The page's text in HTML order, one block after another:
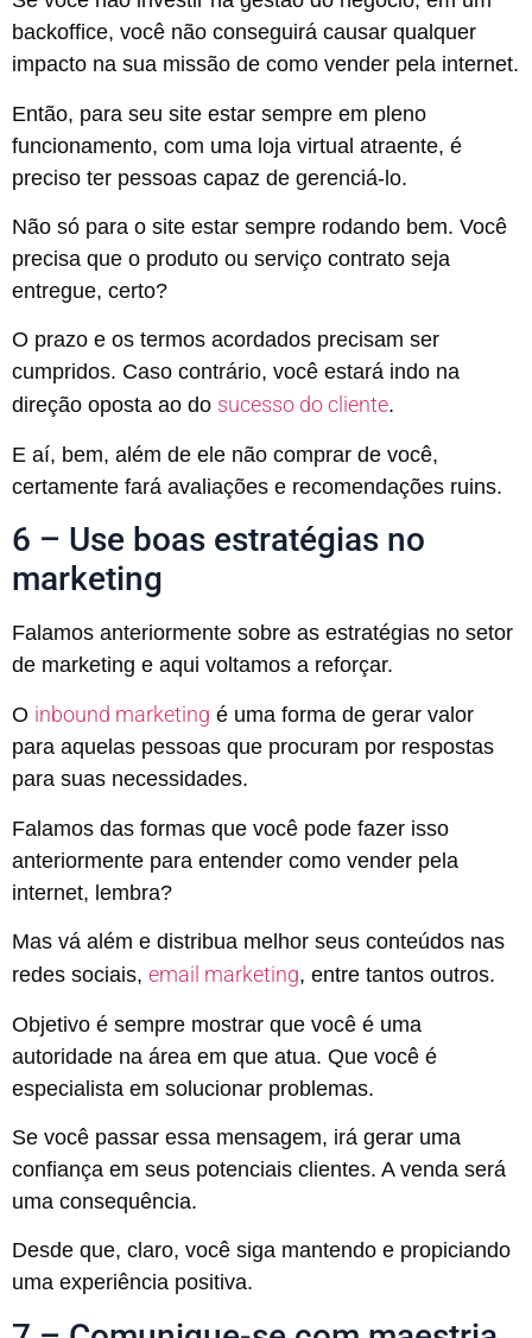
backoffice, você não conseguirá causar qualquer
impacto na sua missão de como vender pela internet.
Então, para seu site estar sempre em pleno
funcionamento, com uma loja virtual atraente, é
preciso ter pessoas capaz de gerenciá-lo.
Não só para o site estar sempre rodando bem. Você
precisa que o produto ou serviço contrato seja
entregue, certo?
O prazo e os termos acordados precisam ser
cumpridos. Caso contrário, você estará indo na
direção oposta ao do sucesso do cliente.
E aí, bem, além de ele não comprar de você,
certamente fará avaliações e recomendações ruins.
6 – Use boas estratégias no
marketing
Falamos anteriormente sobre as estratégias no setor
de marketing e aqui voltamos a reforçar.
O inbound marketing é uma forma de gerar valor
para aquelas pessoas que procuram por respostas
para suas necessidades.
Falamos das formas que você pode fazer isso
anteriormente para entender como vender pela
internet, lembra?
Mas vá além e distribua melhor seus conteúdos nas
redes sociais, email marketing, entre tantos outros.
Objetivo é sempre mostrar que você é uma
autoridade na área em que atua. Que você é
especialista em solucionar problemas.
Se você passar essa mensagem, irá gerar uma
confiança em seus potenciais clientes. A venda será
uma consequência.
Desde que, claro, você siga mantendo e propiciando
uma experiência positiva.